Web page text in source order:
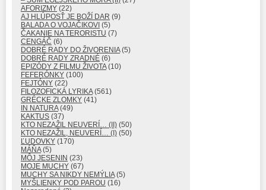
AFORIZMY (22)
AJ HLÚPOSŤ JE BOŽÍ DAR (9)
BALADA O VOJAČIKOVI (5)
ČAKANIE NA TERORISTU (7)
CENGÁČ (6)
DOBRÉ RADY DO ŽIVORENIA(5)
DOBRÉ RADY ZRADNÉ (6)
EPIZÓDY Z FILMU ŽIVOTA(10)
FEFERÓNKY (100)
FEJTÓNY (22)
FILOZOFICKÁ LYRIKA(561)
GRÉCKE ZLOMKY (41)
IN NATURA(49)
KAKTUS (37)
KTO NEZAŽIL NEUVERÍ… (II) (50)
KTO NEZAŽIL, NEUVERÍ… (I) (50)
ĽUDOVKY (170)
MÁŇA(5)
MÔJ JESENIN (23)
MOJE MUCHY (67)
MUCHY SA NIKDY NEMÝLIA(5)
MYŠLIENKY POD PAROU (16)